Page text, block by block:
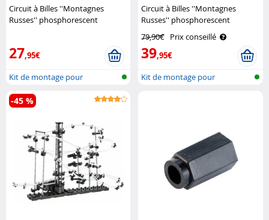
Circuit à Billes ''Montagnes
Russes'' phosphorescent
27,95€
Kit de montage pour
montagne russe ..
Circuit à Billes ''Montagnes
Russes'' phosphorescent
79,90€ Prix conseillé
39,95€
Kit de montage pour
-45 %